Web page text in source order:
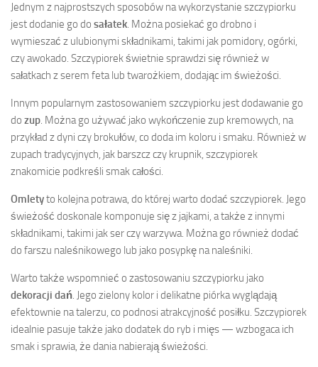
Jednym z najprostszych sposobów na wykorzystanie szczypiorku
jest dodanie go do sałatek. Można posiekać go drobno i
wymieszać z ulubionymi składnikami, takimi jak pomidory, ogórki,
czy awokado. Szczypiorek świetnie sprawdzi się również w
sałatkach z serem feta lub twarożkiem, dodając im świeżości.
Innym popularnym zastosowaniem szczypiorku jest dodawanie go
do zup. Można go używać jako wykończenie zup kremowych, na
przykład z dyni czy brokułów, co doda im koloru i smaku. Również w
zupach tradycyjnych, jak barszcz czy krupnik, szczypiorek
znakomicie podkreśli smak całości.
Omletyto kolejna potrawa, do której warto dodać szczypiorek. Jego
świeżość doskonale komponuje się z jajkami, a także z innymi
składnikami, takimi jak ser czy warzywa. Można go również dodać
do farszu naleśnikowego lub jako posypkę na naleśniki.
Warto także wspomnieć o zastosowaniu szczypiorku jako
dekoracji dań. Jego zielony kolor i delikatne piórka wyglądają
efektownie na talerzu, co podnosi atrakcyjność posiłku. Szczypiorek
idealnie pasuje także jako dodatek do ryb i mięs — wzbogaca ich
smak i sprawia, że dania nabierają świeżości.